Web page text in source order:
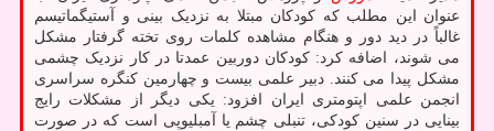
عنوان این مطلب که کودکان مبتلا به نزدیک بینی و آستیگماتیسم
غالباً در دید دور و هنگام مشاهده کلمات روی تخته گرفتار مشکل
می شوند، اضافه کرد: کودکان دوربین عمدتا در کار نزدیک چشمی
مشکل پیدا می کنند. دبیر علمی بیست و چهارمین کنگره سراسری
انجمن علمی اپتومتری ایران افزود: یکی دیگر از مشکلات رایج
بینایی در سنین کودکی، تنبلی چشم یا آمبلیوپی است که در صورت